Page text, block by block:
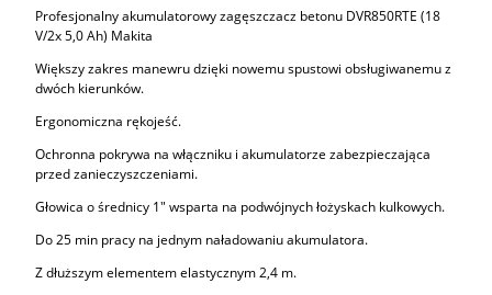
Profesjonalny akumulatorowy zagęszczacz betonu DVR850RTE (18
V/2x 5,0 Ah) Makita
Większy zakres manewru dzięki nowemu spustowi obsługiwanemu z
dwóch kierunków.
Ergonomiczna rękojeść.
Ochronna pokrywa na włączniku i akumulatorze zabezpieczająca
przed zanieczyszczeniami.
Głowica o średnicy 1" wsparta na podwójnych łożyskach kulkowych.
Do 25 min pracy na jednym naładowaniu akumulatora.
Z dłuższym elementem elastycznym 2,4 m.